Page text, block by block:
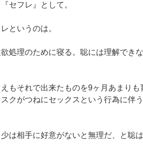
セフレ』として。
というのは。
処理のために寝る。聡には理解でき
もそれで出来たものを9ヶ月あまりも
クがつねにセックスという行為に伴
は相手に好意がないと無理だ、と聡